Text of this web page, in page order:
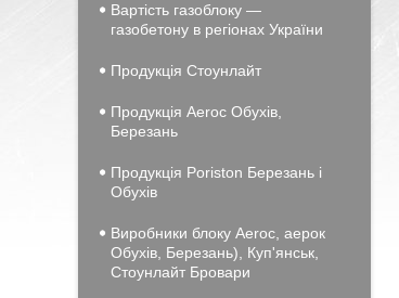
Вартість газоблоку —
газобетону в регіонах України
Продукція Стоунлайт
Продукція Aeroc Обухів,
Березань
Продукція Poriston Березань і
Обухів
Виробники блоку Aeroc, аерок
Обухів, Березань), Куп'янськ,
Стоунлайт Бровари